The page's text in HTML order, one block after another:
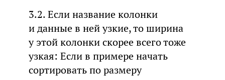
3.2. Если название колонки
и данные в ней узкие, то ширина
у этой колонки скорее всего тоже
узкая: Если в примере начать
сортировать по размеру